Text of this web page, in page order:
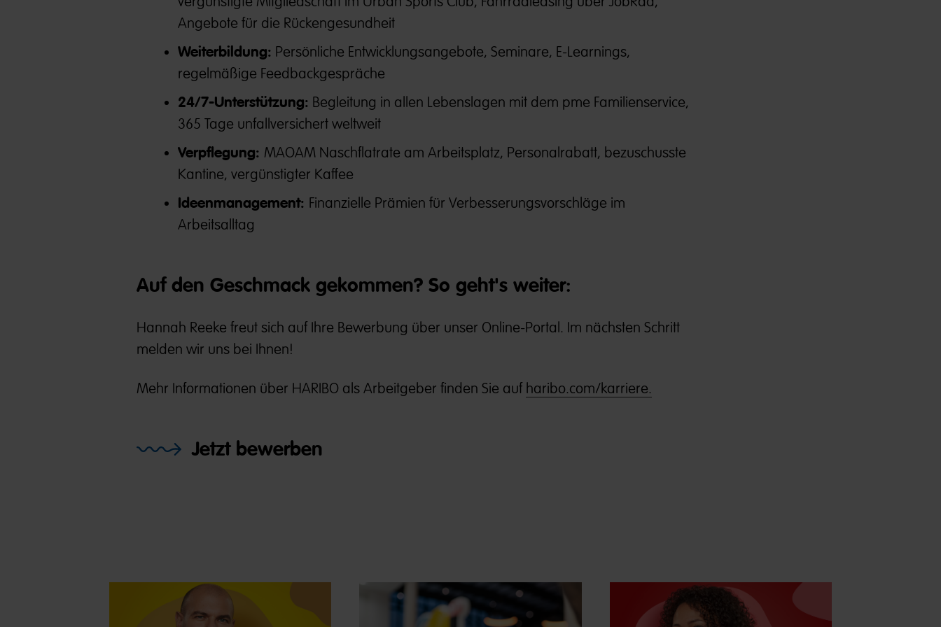
Angebote für die Rückengesundheit
Weiterbildung: Persönliche Entwicklungsangebote, Seminare, E-Learnings,
regelmäßige Feedbackgespräche
24/7-Unterstützung: Begleitung in allen Lebenslagen mit dem pme Familienservice,
365 Tage unfallversichert weltweit
Verpflegung: MAOAM Naschflatrate am Arbeitsplatz, Personalrabatt, bezuschusste
Kantine, vergünstigter Kaffee
Ideenmanagement: Finanzielle Prämien für Verbesserungsvorschläge im
Arbeitsalltag
Auf den Geschmack gekommen? So geht's weiter:
Hannah Reeke freut sich auf Ihre Bewerbung über unser Online-Portal. Im nächsten Schritt
melden wir uns bei Ihnen!
Mehr Informationen über HARIBO als Arbeitgeber finden Sie auf haribo.com/karriere.
Jetzt bewerben